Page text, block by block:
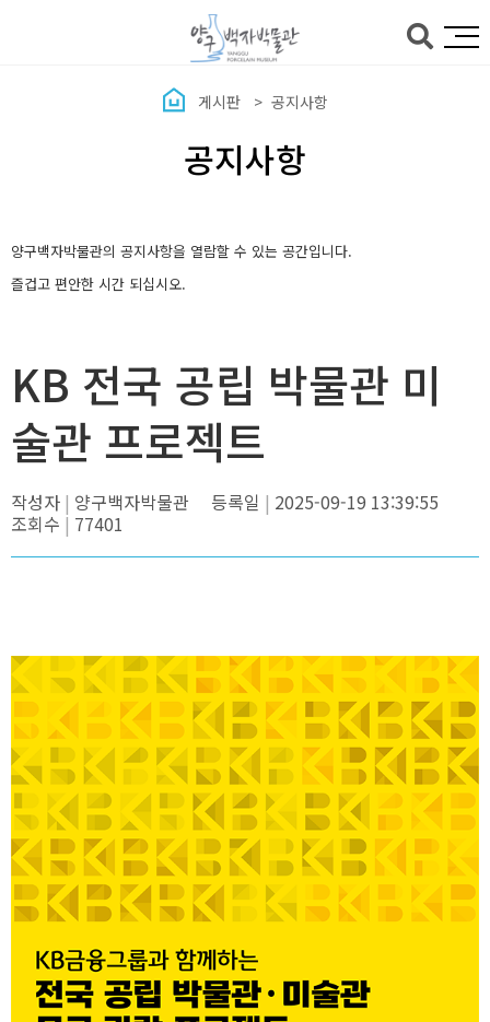
게시판 공지사항
공지사항
양구백자박물관의 공지사항을 열람할 수 있는 공간입니다.
즐겁고 편안한 시간 되십시오.
KB 전국 공립 박물관 미
술관 프로젝트
작성자 양구백자박물관 등록일
2025-09-19 13:39:55
조회수
77401